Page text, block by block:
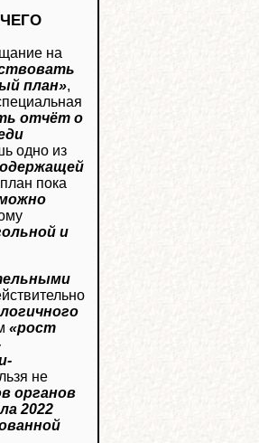
на
план»,
отчёт о
одно из
пока
и
«рост
не
органов
2022